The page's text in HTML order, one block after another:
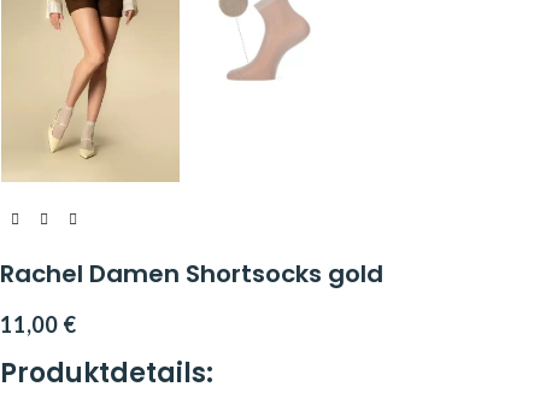
Rachel Damen Shortsocks gold
11,00 €
Produktdetails: